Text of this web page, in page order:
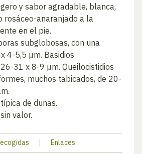
y sabor agradable, blanca,
rosáceo-anaranjado a la
en el pie.
subglobosas, con una
4-5,5 μm. Basidios
31 x 8-9 μm. Queilocistidios
muchos tabicados, de 20-
de dunas.
sin valor.
| Enlaces